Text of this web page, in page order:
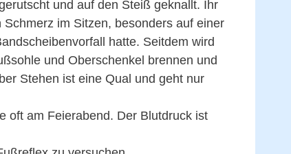
und auf den Steiß geknallt. Ihr
im Sitzen, besonders auf einer
hatte. Seitdem wird
und Oberschenkel brennen und
Stehen ist eine Qual und geht nur
oft am Feierabend. Der Blutdruck ist